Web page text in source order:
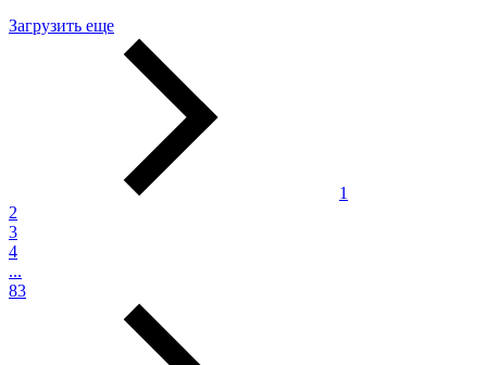
Загрузить еще
1
2
3
4
...
83